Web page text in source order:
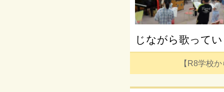
じながら歌って
【R8学校